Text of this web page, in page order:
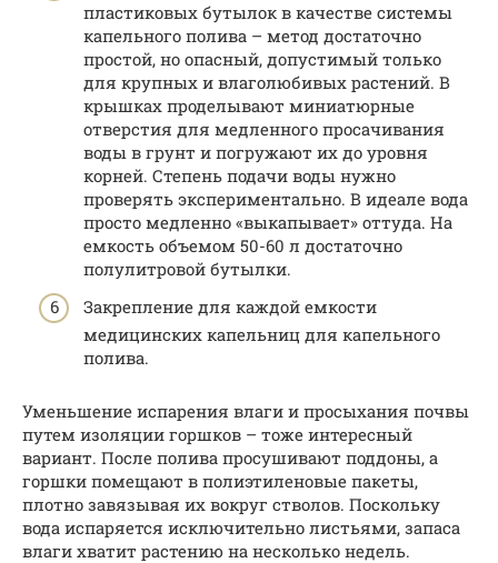
пластиковых бутылок в качестве системы
капельного полива – метод достаточно
простой, но опасный, допустимый только
для крупных и влаголюбивых растений. В
крышках проделывают миниатюрные
отверстия для медленного просачивания
воды в грунт и погружают их до уровня
корней. Степень подачи воды нужно
проверять экспериментально. В идеале вода
просто медленно «выкапывает» оттуда. На
емкость объемом 50-60 л достаточно
полулитровой бутылки.
Закрепление для каждой емкости
медицинских капельниц для капельного
полива.
Уменьшение испарения влаги и просыхания почвы
путем изоляции горшков – тоже интересный
вариант. После полива просушивают поддоны, а
горшки помещают в полиэтиленовые пакеты,
плотно завязывая их вокруг стволов. Поскольку
вода испаряется исключительно листьями, запаса
влаги хватит растению на несколько недель.